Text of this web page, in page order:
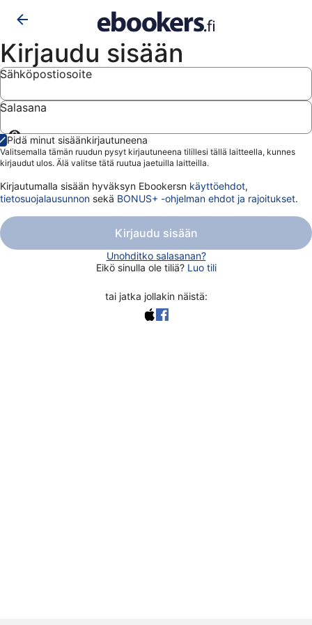
Kirjaudu sisään
Sähköpostiosoite
Salasana
Näytä
salasana
Pidä minut sisäänkirjautuneena
Valitsemalla tämän ruudun pysyt kirjautuneena tilillesi tällä laitteella, kunnes
kirjaudut ulos. Älä valitse tätä ruutua jaetuilla laitteilla.
Kirjautumalla sisään hyväksyn Ebookersn käyttöehdot,
tietosuojalausunnon sekä BONUS+ -ohjelman ehdot ja rajoitukset.
Kirjaudu sisään
Unohditko salasanan?
Eikö sinulla ole tiliä? Luo tili
tai jatka jollakin näistä: